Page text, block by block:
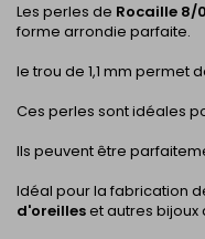
Les perles de Rocaille 8/0
forme arrondie parfaite.
le trou de 1,1 mm permet
Ces perles sont idéales
Ils peuvent être
Idéal pour la fabrication
d'oreilleset autres